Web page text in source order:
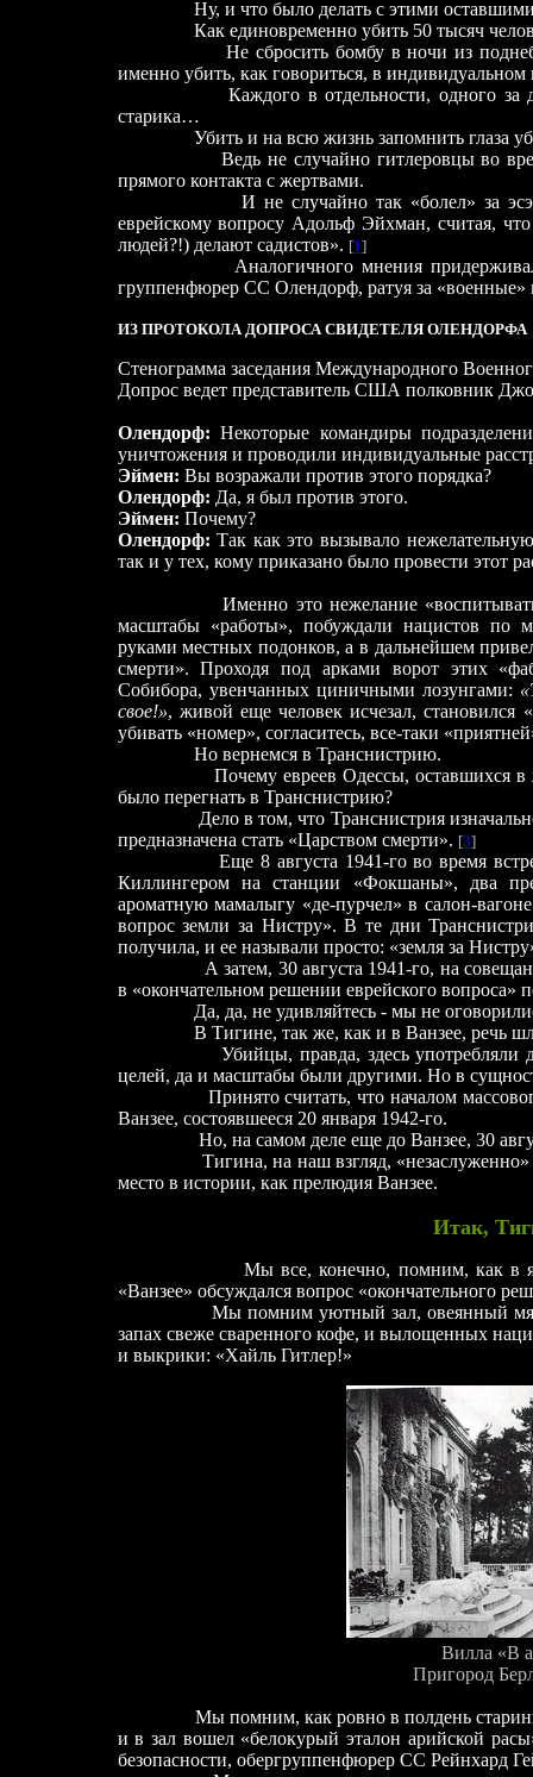
Ну, и что было делать с этими
Как единовременно убить 50 тысяч
Не сбросить бомбу в ночи из
именно убить, как говориться, в индивидуальном
Каждого в отдельности, одного
старика…
Убить и на всю жизнь запомнить глаза
Ведь не случайно гитлеровцы во
прямого контакта с жертвами.
И не случайно так «болел» за
еврейскому вопросу Адольф Эйхман, считая,
людей?!) делают садистов». [1]
Аналогичного мнения
группенфюрер СС Олендорф, ратуя за
ИЗ ПРОТОКОЛА ДОПРОСА СВИДЕТЕЛЯ ОЛЕНДОРФА
Стенограмма заседания Международного
Допрос ведет представитель США полковник
Олендорф: Некоторые командиры
уничтожения и проводили индивидуальные
Эймен: Вы возражали против этого порядка?
Олендорф: Да, я был против этого.
Эймен: Почему?
Олендорф:Так как это вызывало
так и у тех, кому приказано было провести этот
Именно это нежелание
масштабы «работы», побуждали нацистов по
руками местных подонков, а в дальнейшем
смерти». Проходя под арками ворот этих
Собибора, увенчанных циничными лозунгами:
свое!», живой еще человек исчезал,
убивать «номер», согласитесь, все-таки
Но вернемся в Транснистрию.
Почему евреев Одессы, оставшихся
было перегнать в Транснистрию?
Дело в том, что Транснистрия
предназначена стать «Царством смерти». [3]
Еще 8 августа 1941-го во время
Киллингером на станции «Фокшаны», два
ароматную мамалыгу «де-пурчел» в салон-
вопрос земли за Нистру». В те дни
получила, и ее называли просто: «земля за
А затем, 30 августа 1941-го, на
в «окончательном решении еврейского
Да, да, не удивляйтесь -мы не
В Тигине, так же, как и в Ванзее, речь шла
Убийцы, правда, здесь употребляли
целей, да и масштабы были другими. Но в
Принято считать, что началом
Ванзее, состоявшееся 20 января 1942-го.
Но, на самом деле еще до Ванзее, 30
Тигина, на наш взгляд,
место в истории, как прелюдия Ванзее.
Итак,
Мы все, конечно, помним, как в
«Ванзее» обсуждался вопрос «окончательного
Мы помним уютный зал, овеянный
запах свеже сваренного кофе, и вылощенных
и выкрики: «Хайль Гитлер!»
Вилла «В а
Пригород Берлина,
Мы помним, как ровно в полдень
и в зал вошел «белокурый эталон арийской
безопасности, обергруппенфюрер СС Рейнхард